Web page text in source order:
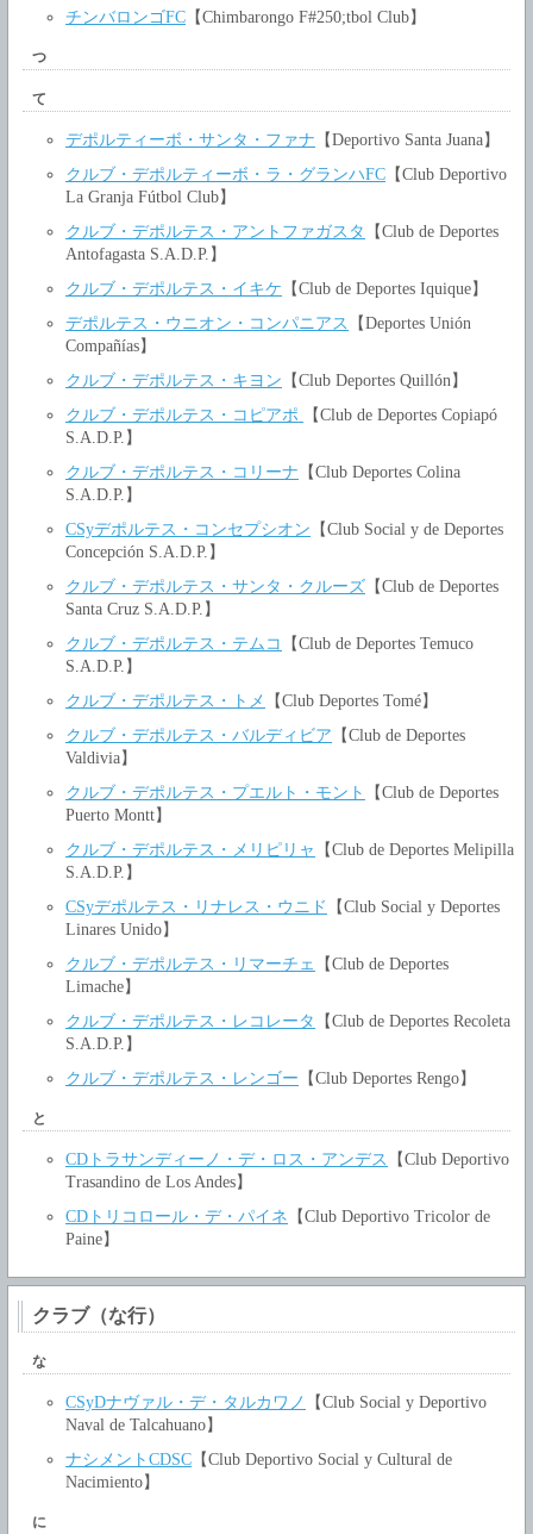
チンバロンゴFC 【Chimbarongo F#250;tbol Club】
つ
て
デポルティーボ・サンタ・ファナ 【Deportivo Santa Juana】
クルブ・デポルティーボ・ラ・グランハFC 【Club Deportivo
La Granja Fútbol Club】
クルブ・デポルテス・アントファガスタ
【Club de Deportes
Antofagasta S.A.D.P.】
クルブ・デポルテス・イキケ 【Club de Deportes Iquique】
デポルテス・ウニオン・コンパニアス
【Deportes Unión
Compañías】
クルブ・デポルテス・キヨン 【Club Deportes Quillón】
クルブ・デポルテス・コピアポ
【Club de Deportes Copiapó
S.A.D.P.】
クルブ・デポルテス・コリーナ 【Club Deportes Colina
S.A.D.P.】
CSyデポルテス・コンセプシオン 【Club Social y de Deportes
Concepción S.A.D.P.】
クルブ・デポルテス・サンタ・クルーズ 【Club de Deportes
Santa Cruz S.A.D.P.】
クルブ・デポルテス・テムコ
【Club de Deportes Temuco
S.A.D.P.】
クルブ・デポルテス・トメ
【Club Deportes Tomé】
クルブ・デポルテス・バルディビア 【Club de Deportes
Valdivia】
クルブ・デポルテス・プエルト・モント
【Club de Deportes
Puerto Montt】
クルブ・デポルテス・メリピリャ
【Club de Deportes Melipilla
S.A.D.P.】
CSyデポルテス・リナレス・ウニド
【Club Social y Deportes
Linares Unido】
クルブ・デポルテス・リマーチェ
【Club de Deportes
Limache】
クルブ・デポルテス・レコレータ
【Club de Deportes Recoleta
S.A.D.P.】
クルブ・デポルテス・レンゴー 【Club Deportes Rengo】
と
CDトラサンディーノ・デ・ロス・アンデス
【Club Deportivo
Trasandino de Los Andes】
CDトリコロール・デ・パイネ 【Club Deportivo Tricolor de
Paine】
クラブ（な行）
な
CSyDナヴァル・デ・タルカワノ
【Club Social y Deportivo
Naval de Talcahuano】
ナシメントCDSC 【Club Deportivo Social y Cultural de
Nacimiento】
に